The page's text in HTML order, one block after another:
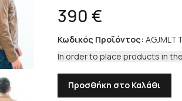
390 €
Κωδικός Προϊόντος:
In order to place products in
Προσθήκη στο Καλάθι